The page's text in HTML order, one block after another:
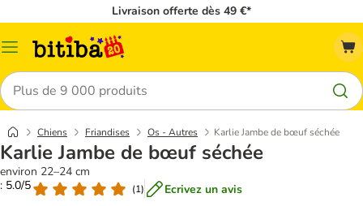
Livraison offerte dès 49 €*
Menu
Rechercher
Chiens Friandises Os - Autres Karlie Jambe de bœuf séchée
Karlie Jambe de bœuf séchée
environ 22–24 cm
: 5.0/5
(1) Ecrivez un avis